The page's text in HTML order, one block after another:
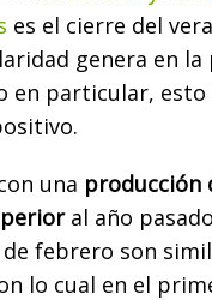
es el cierre del
genera en la
en particular, esto
una producción
al año
febrero son
lo cual en el